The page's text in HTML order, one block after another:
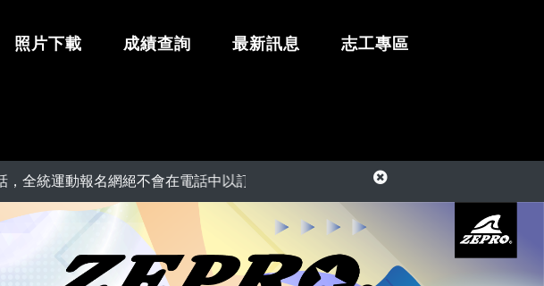
照片下載 成績查詢 最新訊息 志工專區
動報名網絕不會在電話中以訂單異常為由，要求您提供信用卡資訊或ATM匯款操作